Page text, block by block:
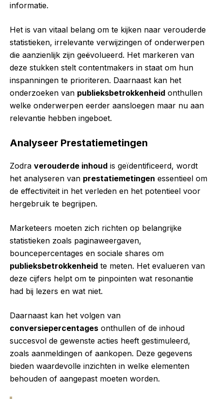
informatie.
Het is van vitaal belang om te kijken naar verouderde
statistieken, irrelevante verwijzingen of onderwerpen
die aanzienlijk zijn geëvolueerd. Het markeren van
deze stukken stelt contentmakers in staat om hun
inspanningen te prioriteren. Daarnaast kan het
onderzoeken van publieksbetrokkenheid onthullen
welke onderwerpen eerder aansloegen maar nu aan
relevantie hebben ingeboet.
Analyseer Prestatiemetingen
Zodra verouderde inhoud is geïdentificeerd, wordt
het analyseren van prestatiemetingen essentieel om
de effectiviteit in het verleden en het potentieel voor
hergebruik te begrijpen.
Marketeers moeten zich richten op belangrijke
statistieken zoals paginaweergaven,
bouncepercentages en sociale shares om
publieksbetrokkenheid te meten. Het evalueren van
deze cijfers helpt om te pinpointen wat resonantie
had bij lezers en wat niet.
Daarnaast kan het volgen van
conversiepercentages onthullen of de inhoud
succesvol de gewenste acties heeft gestimuleerd,
zoals aanmeldingen of aankopen. Deze gegevens
bieden waardevolle inzichten in welke elementen
behouden of aangepast moeten worden.